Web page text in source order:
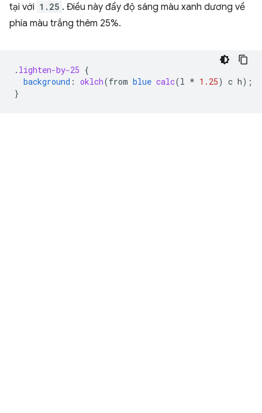
tại với 1.25 . Điều này đẩy độ sáng màu xanh dương về
phía màu trắng thêm 25%.
. lighten-by-25 {
background : oklch(from blue calc(l * 1.25) c h);
}